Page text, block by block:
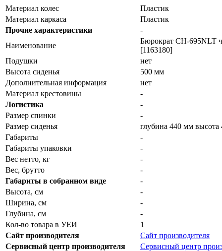
Материал колес
Пластик
Материал каркаса
Пластик
Прочие характеристики
-
Наименование
Бюрократ CH-695NLT
[1163180]
Подушки
нет
Высота сиденья
500 мм
Дополнительная информация
нет
Материал крестовины
-
Логистика
-
Размер спинки
-
Размер сиденья
глубина 440 мм
Габариты
-
Габариты упаковки
-
Вес нетто, кг
-
Вес, брутто
-
Габариты в собранном виде
-
Высота, см
-
Ширина, см
-
Глубина, см
-
Кол-во товара в УЕИ
1
Сайт производителя
Сайт производителя
Сервисный центр производителя
Сервисный центр